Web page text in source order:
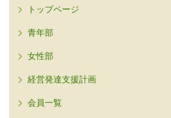
トップページ
青年部
女性部
経営発達支援計画
会員一覧